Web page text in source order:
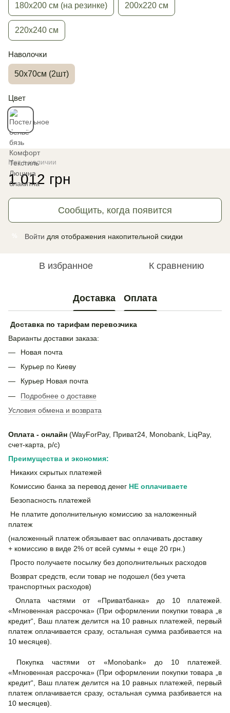
180х200 см (на резинке) 200х220 см
220х240 см
Наволочки
50х70см (2шт)
Цвет
Нет в наличии
1 012 грн
Сообщить, когда появится
Войти для отображения накопительной скидки
В избранное К сравнению
Доставка Оплата
Доставка по тарифам перевозчика
Варианты доставки заказа:
Новая почта
Курьер по Киеву
Курьер Новая почта
Подробнее о доставке
Условия обмена и возврата
Оплата - онлайн (WayForPay, Приват24, Monobank, LiqPay,
счет-карта, р/с)
Преимущества и экономия:
Никаких скрытых платежей
Комиссию банка за перевод денег НЕ оплачиваете
Безопасность платежей
Не платите дополнительную комиссию за наложенный
платеж
(наложенный платеж обязывает вас оплачивать доставку
+ комиссию в виде 2% от всей суммы + еще 20 грн.)
Просто получаете посылку без дополнительных расходов
Возврат средств, если товар не подошел (без учета
транспортных расходов)
Оплата частями от «Приватбанка» до 10 платежей.
«Мгновенная рассрочка» (При оформлении покупки товара „в
кредит“, Ваш платеж делится на 10 равных платежей, первый
платеж оплачивается сразу, остальная сумма разбивается на
10 месяцев).
Покупка частями от «Monobank» до 10 платежей.
«Мгновенная рассрочка» (При оформлении покупки товара „в
кредит“, Ваш платеж делится на 10 равных платежей, первый
платеж оплачивается сразу, остальная сумма разбивается на
10 месяцев).